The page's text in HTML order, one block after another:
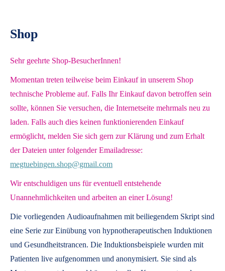
Shop
Sehr geehrte Shop-BesucherInnen!
Momentan treten teilweise beim Einkauf in unserem Shop
technische Probleme auf. Falls Ihr Einkauf davon betroffen sein
sollte, können Sie versuchen, die Internetseite mehrmals neu zu
laden. Falls auch dies keinen funktionierenden Einkauf
ermöglicht, melden Sie sich gern zur Klärung und zum Erhalt
der Dateien unter folgender Emailadresse:
megtuebingen.shop@gmail.com
Wir entschuldigen uns für eventuell entstehende
Unannehmlichkeiten und arbeiten an einer Lösung!
Die vorliegenden Audioaufnahmen mit beiliegendem Skript sind
eine Serie zur Einübung von hypnotherapeutischen Induktionen
und Gesundheitstrancen. Die Induktionsbeispiele wurden mit
Patienten live aufgenommen und anonymisiert. Sie sind als